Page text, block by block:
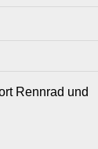
Rennrad und